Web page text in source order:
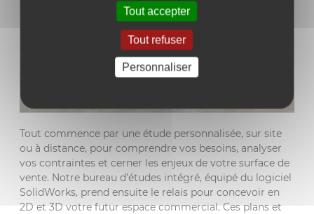
Tout commence par une étude personnalisée, sur site
ou à distance, pour comprendre vos besoins, analyser
vos contraintes et cerner les enjeux de votre surface de
vente. Notre bureau d’études intégré, équipé du logiciel
SolidWorks, prend ensuite le relais pour concevoir en
2D et 3D votre futur espace commercial. Ces plans et
Tout accepter
Tout refuser
Personnaliser